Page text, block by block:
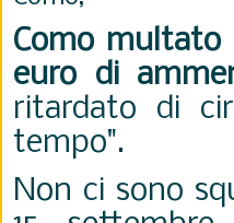
Como multato
euro di
ritardato di
tempo".
Non ci sono